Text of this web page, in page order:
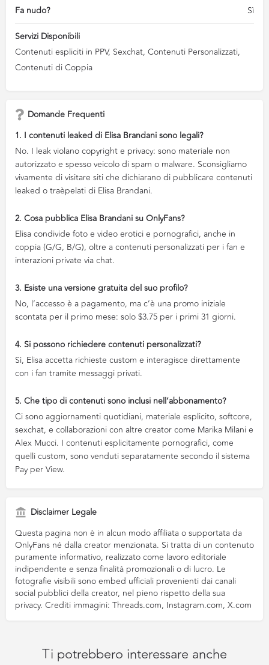
Fa nudo? Sì
Servizi Disponibili
Contenuti espliciti in PPV, Sexchat, Contenuti Personalizzati,
Contenuti di Coppia
Domande Frequenti
1. I contenuti leaked di Elisa Brandani sono legali?
No. I leak violano copyright e privacy: sono materiale non
autorizzato e spesso veicolo di spam o malware. Sconsigliamo
vivamente di visitare siti che dichiarano di pubblicare contenuti
leaked o traèpelati di Elisa Brandani.
2. Cosa pubblica Elisa Brandani su OnlyFans?
Elisa condivide foto e video erotici e pornografici, anche in
coppia (G/G, B/G), oltre a contenuti personalizzati per i fan e
interazioni private via chat.
3. Esiste una versione gratuita del suo profilo?
No, l’accesso è a pagamento, ma c’è una promo iniziale
scontata per il primo mese: solo $3.75 per i primi 31 giorni.
4. Si possono richiedere contenuti personalizzati?
Sì, Elisa accetta richieste custom e interagisce direttamente
con i fan tramite messaggi privati.
5. Che tipo di contenuti sono inclusi nell’abbonamento?
Ci sono aggiornamenti quotidiani, materiale esplicito, softcore,
sexchat, e collaborazioni con altre creator come Marika Milani e
Alex Mucci. I contenuti esplicitamente pornografici, come
quelli custom, sono venduti separatamente secondo il sistema
Pay per View.
Disclaimer Legale
Questa pagina non è in alcun modo affiliata o supportata da
OnlyFans né dalla creator menzionata. Si tratta di un contenuto
puramente informativo, realizzato come lavoro editoriale
indipendente e senza finalità promozionali o di lucro. Le
fotografie visibili sono embed ufficiali provenienti dai canali
social pubblici della creator, nel pieno rispetto della sua
privacy. Crediti immagini: Threads.com, Instagram.com, X.com
Ti potrebbero interessare anche